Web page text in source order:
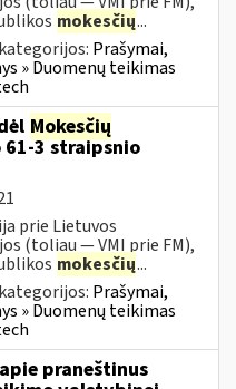
mokesčių...
Prašymai,
» Duomenų teikimas
Mokesčių
3 straipsnio
prie Lietuvos
(toliau — VMI prie FM),
mokesčių...
Prašymai,
» Duomenų teikimas
praneštinus